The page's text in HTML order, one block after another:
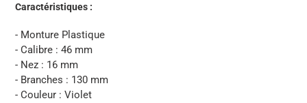
Caractéristiques :
- Monture Plastique
- Calibre : 46 mm
- Nez : 16 mm
- Branches : 130 mm
- Couleur : Violet